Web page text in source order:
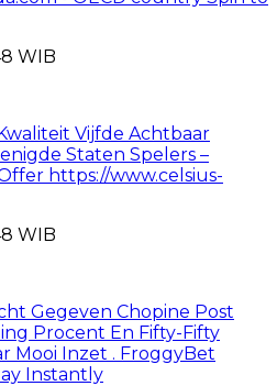
WIB
Vijfde Achtbaar
Staten Spelers –
https://www.celsius-
WIB
Gegeven Chopine Post
Procent En Fifty-Fifty
Mooi Inzet . FroggyBet
Instantly